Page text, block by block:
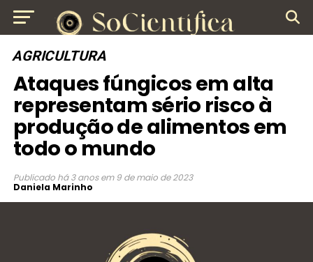
AGRICULTURA
Ataques fúngicos em alta
representam sério risco à
produção de alimentos em
todo o mundo
Publicado há 3 anos em 9 de maio de 2023
Daniela Marinho